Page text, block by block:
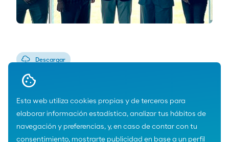
Esta web utiliza cookies propias y de terceros para
elaborar información estadística, analizar tus hábitos de
navegación y preferencias, y, en caso de contar con tu
consentimiento, mostrarte publicidad en base a un perfil
Descargar
Noticias